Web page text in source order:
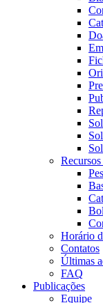
Horário
Contatos
Últimas
FAQ
Publicações
Equipe